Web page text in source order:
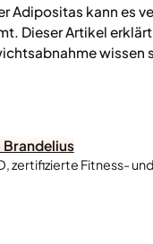
Adipositas kann es
Dieser Artikel
wissen
zertifizierte Fitness-